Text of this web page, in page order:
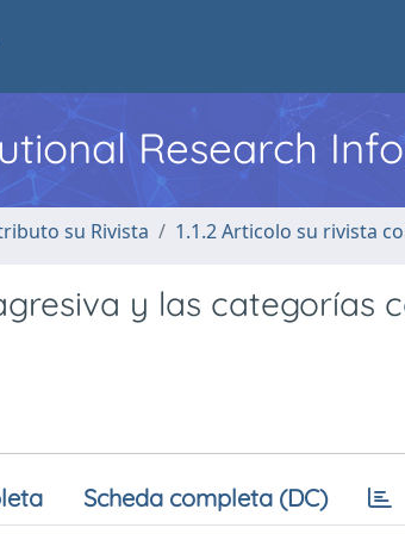
Research
su Rivista 1.1.2 Articolo su rivista
y las categorías
Scheda completa (DC)